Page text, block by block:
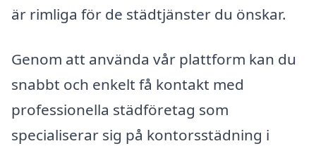
är rimliga för de städtjänster du önskar.
Genom att använda vår plattform kan du
snabbt och enkelt få kontakt med
professionella städföretag som
specialiserar sig på kontorsstädning i